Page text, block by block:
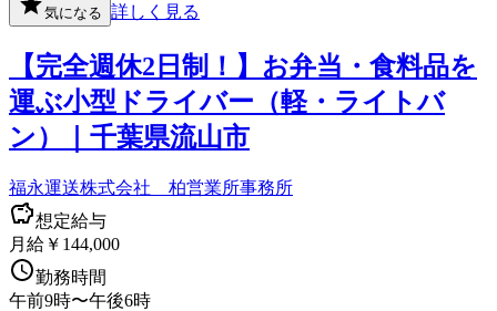
気になる 詳しく見る
【完全週休2日制！】お弁当・食料品を
運ぶ小型ドライバー（軽・ライトバ
ン）｜千葉県流山市
福永運送株式会社 柏営業所事務所
想定給与
月給￥144,000
勤務時間
午前9時〜午後6時